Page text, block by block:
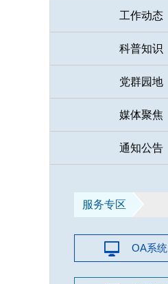
工作动态
科普知识
党群园地
媒体聚焦
通知公告
服务专区
OA系统